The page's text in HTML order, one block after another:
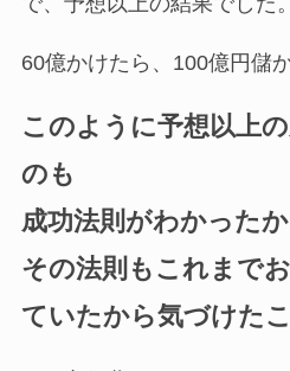
60億かけたら、100億円儲
このように予想以上
のも
成功法則がわかった
その法則もこれまで
ていたから気づけた